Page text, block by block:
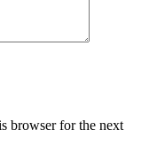
browser for the next